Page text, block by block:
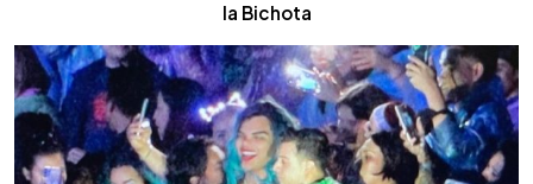
la Bichota